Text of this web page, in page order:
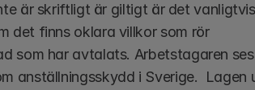
är skriftligt är giltigt är det vanligtvis
det finns oklara villkor som rör
som har avtalats. Arbetstagaren
anställningsskydd i Sverige.  Lagen